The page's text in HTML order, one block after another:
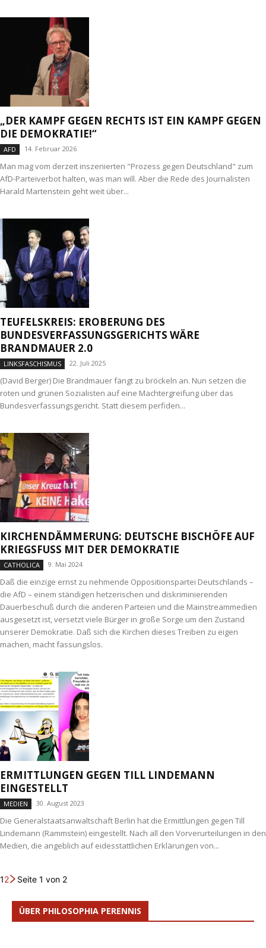
„DER KAMPF GEGEN RECHTS IST EIN KAMPF GEGEN
DIE DEMOKRATIE!“
AFD 14. Februar 2026
Man mag vom derzeit inszenierten "Prozess gegen Deutschland" zum
AfD-Parteiverbot halten, was man will. Aber die Rede des Journalisten
Harald Martenstein geht weit über...
TEUFELSKREIS: EROBERUNG DES
BUNDESVERFASSUNGSGERICHTS WÄRE
BRANDMAUER 2.0
LINKSFASCHISMUS 22. Juli 2025
(David Berger) Die Brandmauer fängt zu bröckeln an. Nun setzen die
roten und grünen Sozialisten auf eine Machtergreifung über das
Bundesverfassungsgericht. Statt diesem perfiden...
KIRCHENDÄMMERUNG: DEUTSCHE BISCHÖFE AUF
KRIEGSFUSS MIT DER DEMOKRATIE
CATHOLICA 9. Mai 2024
Daß die einzige ernst zu nehmende Oppositionspartei Deutschlands –
die AfD – einem ständigen hetzerischen und diskriminierenden
Dauerbeschuß durch die anderen Parteien und die Mainstreammedien
ausgesetzt ist, versetzt viele Bürger in große Sorge um den Zustand
unserer Demokratie. Daß sich die Kirchen dieses Treiben zu eigen
machen, macht fassungslos.
ERMITTLUNGEN GEGEN TILL LINDEMANN
EINGESTELLT
MEDIEN 30. August 2023
Die Generalstaatsanwaltschaft Berlin hat die Ermittlungen gegen Till
Lindemann (Rammstein) eingestellt. Nach all den Vorverurteilungen in den
Medien, die angeblich auf eidesstattlichen Erklärungen von...
12 Seite 1 von 2
ÜBER PHILOSOPHIA PERENNIS